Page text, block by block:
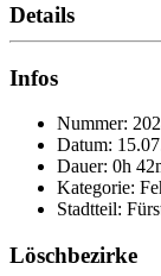
Details
Infos
Nummer:
Datum:
Dauer: 0h
Kategorie:
Stadtteil:
Löschbezirke